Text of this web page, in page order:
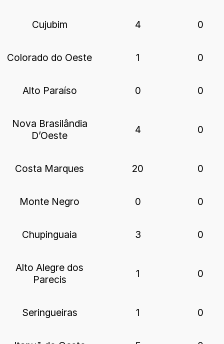
Cujubim 4 0
Colorado do Oeste 1 0
Alto Paraíso 0 0
Nova Brasilândia
D’Oeste
4 0
Costa Marques 20 0
Monte Negro 0 0
Chupinguaia 3 0
Alto Alegre dos
Parecis
1 0
Seringueiras 1 0